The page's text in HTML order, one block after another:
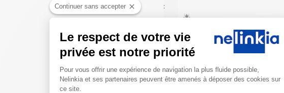
:
🌟
mural
en
rigide
🌟
Continuer sans accepter
Le respect de votre vie
privée est notre priorité
Plateforme de Gestion du
Pour vous offrir une expérience de navigation la plus fluide possible,
Nelinkia et ses partenaires peuvent être amenés à déposer des cookies sur
ce site.